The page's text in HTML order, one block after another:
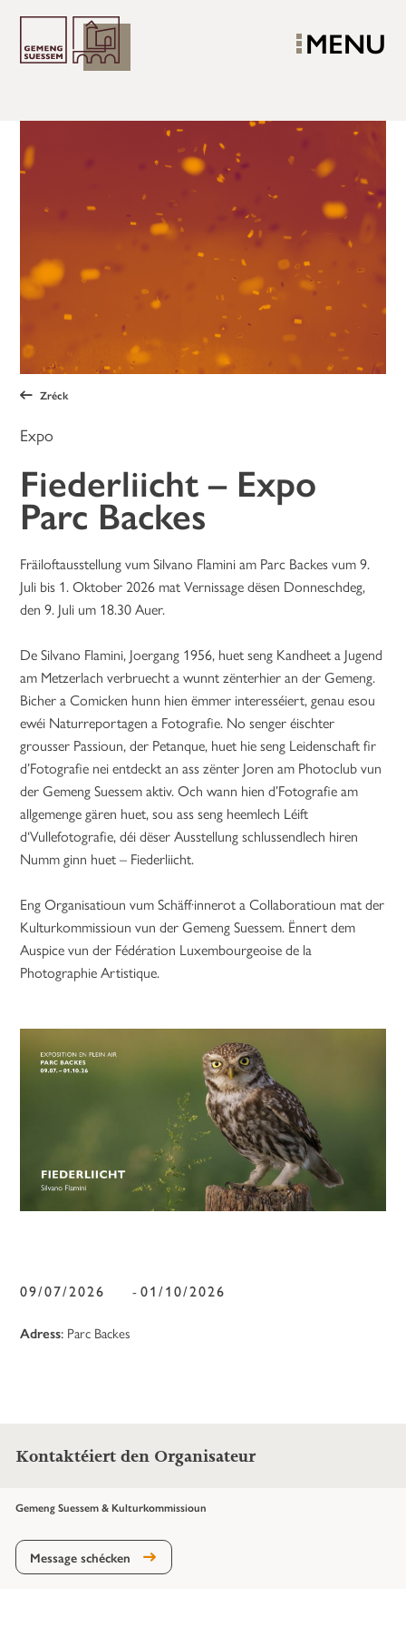
MENU
Zréck
Expo
Fiederliicht – Expo
Parc Backes
Fräiloftausstellung vum Silvano Flamini am Parc Backes vum 9.
Juli bis 1. Oktober 2026 mat Vernissage dësen Donneschdeg,
den 9. Juli um 18.30 Auer.
De Silvano Flamini, Joergang 1956, huet seng Kandheet a Jugend
am Metzerlach verbruecht a wunnt zënterhier an der Gemeng.
Bicher a Comicken hunn hien ëmmer interesséiert, genau esou
ewéi Naturreportagen a Fotografie. No senger éischter
grousser Passioun, der Petanque, huet hie seng Leidenschaft fir
d’Fotografie nei entdeckt an ass zënter Joren am Photoclub vun
der Gemeng Suessem aktiv. Och wann hien d’Fotografie am
allgemenge gären huet, sou ass seng heemlech Léift
d‘Vullefotografie, déi dëser Ausstellung schlussendlech hiren
Numm ginn huet – Fiederliicht.
Eng Organisatioun vum Schäff·innerot a Collaboratioun mat der
Kulturkommissioun vun der Gemeng Suessem. Ënnert dem
Auspice vun der Fédération Luxembourgeoise de la
Photographie Artistique.
09/07/2026 -01/10/2026
Adress: Parc Backes
Kontaktéiert den Organisateur
Gemeng Suessem & Kulturkommissioun
Message schécken